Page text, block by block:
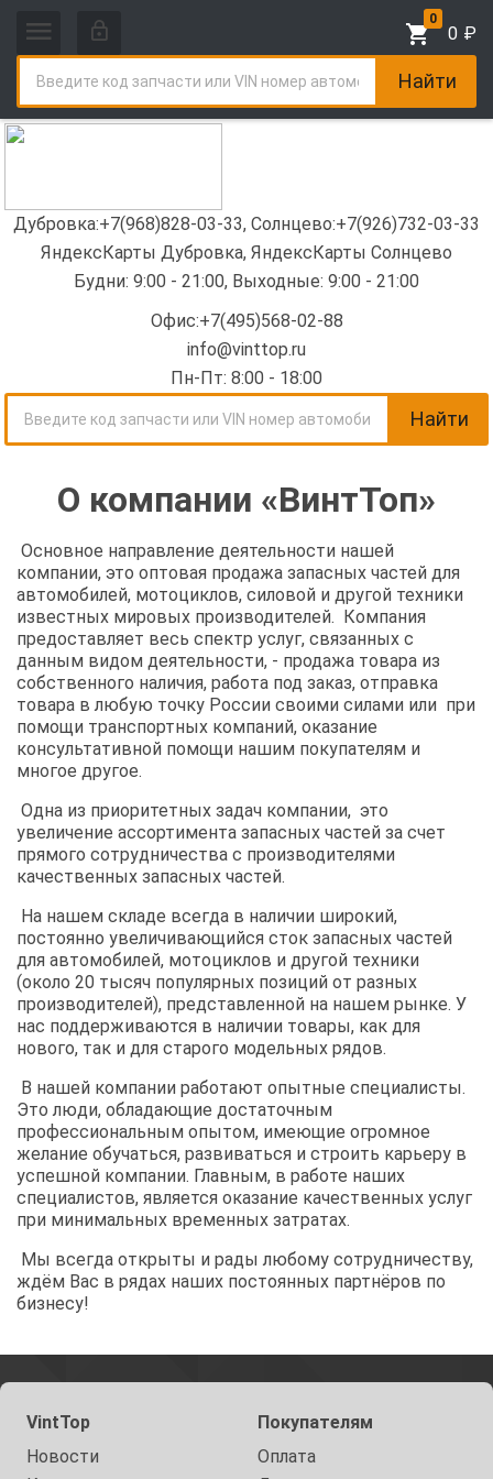
0
0 ₽
Найти
Дубровка:+7(968)828-03-33, Солнцево:+7(926)732-03-33
ЯндексКарты Дубровка, ЯндексКарты Солнцево
Будни: 9:00 - 21:00, Выходные: 9:00 - 21:00
Офис:+7(495)568-02-88
info@vinttop.ru
Пн-Пт: 8:00 - 18:00
Найти
О компании «ВинтТоп»
Основное направление деятельности нашей
компании, это оптовая продажа запасных частей для
автомобилей, мотоциклов, силовой и другой техники
известных мировых производителей. Компания
предоставляет весь спектр услуг, связанных с
данным видом деятельности, - продажа товара из
собственного наличия, работа под заказ, отправка
товара в любую точку России своими силами или при
помощи транспортных компаний, оказание
консультативной помощи нашим покупателям и
многое другое.
Одна из приоритетных задач компании, это
увеличение ассортимента запасных частей за счет
прямого сотрудничества с производителями
качественных запасных частей.
На нашем складе всегда в наличии широкий,
постоянно увеличивающийся сток запасных частей
для автомобилей, мотоциклов и другой техники
(около 20 тысяч популярных позиций от разных
производителей), представленной на нашем рынке. У
нас поддерживаются в наличии товары, как для
нового, так и для старого модельных рядов.
В нашей компании работают опытные специалисты.
Это люди, обладающие достаточным
профессиональным опытом, имеющие огромное
желание обучаться, развиваться и строить карьеру в
успешной компании. Главным, в работе наших
специалистов, является оказание качественных услуг
при минимальных временных затратах.
Мы всегда открыты и рады любому сотрудничеству,
ждём Вас в рядах наших постоянных партнёров по
бизнесу!
VintTop
Новости
Покупателям
Оплата